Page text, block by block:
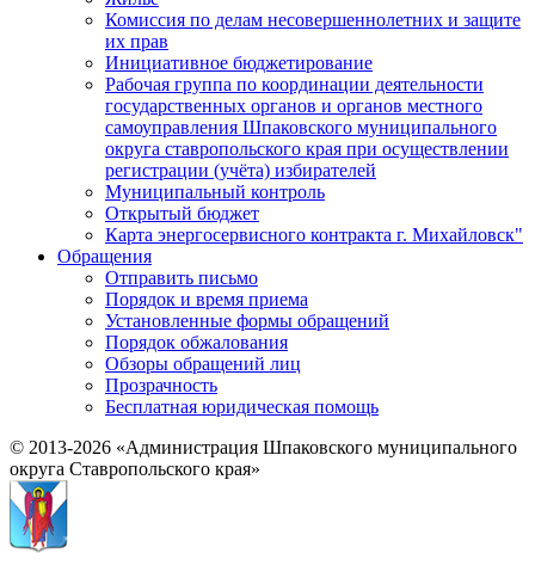
Комиссия по делам несовершеннолетних и защите
их прав
Инициативное бюджетирование
Рабочая группа по координации деятельности
государственных органов и органов местного
самоуправления Шпаковского муниципального
округа ставропольского края при осуществлении
регистрации (учёта) избирателей
Муниципальный контроль
Открытый бюджет
Карта энергосервисного контракта г. Михайловск"
Обращения
Отправить письмо
Порядок и время приема
Установленные формы обращений
Порядок обжалования
Обзоры обращений лиц
Прозрачность
Бесплатная юридическая помощь
© 2013-2026 «Администрация Шпаковского муниципального
округа Ставропольского края»